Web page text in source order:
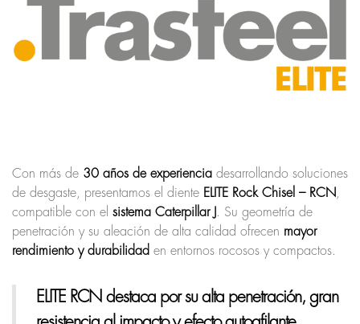
Con más de 30 años de experiencia desarrollando soluciones
de desgaste, presentamos el diente ELITE Rock Chisel – RCN
compatible con el sistema Caterpillar J . Su geometría de
penetración y su aleación de alta calidad ofrecen mayor
rendimiento y durabilidad en entornos rocosos y compactos.
ELITE RCN destaca por sualta penetración, gran